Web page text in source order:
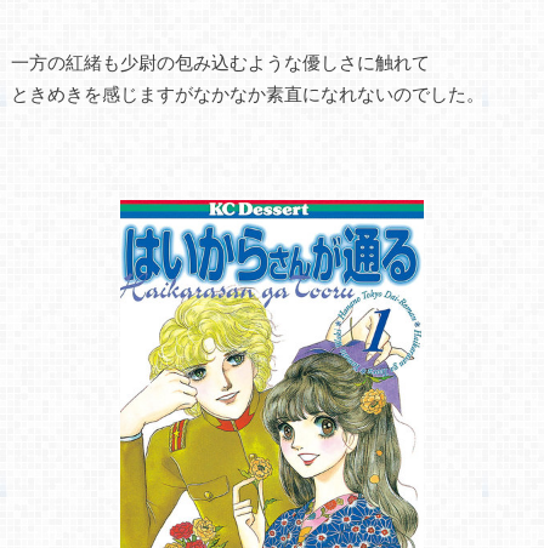
一方の紅緒も少尉の包み込むような優しさに触れて
ときめきを感じますがなかなか素直になれないのでした。